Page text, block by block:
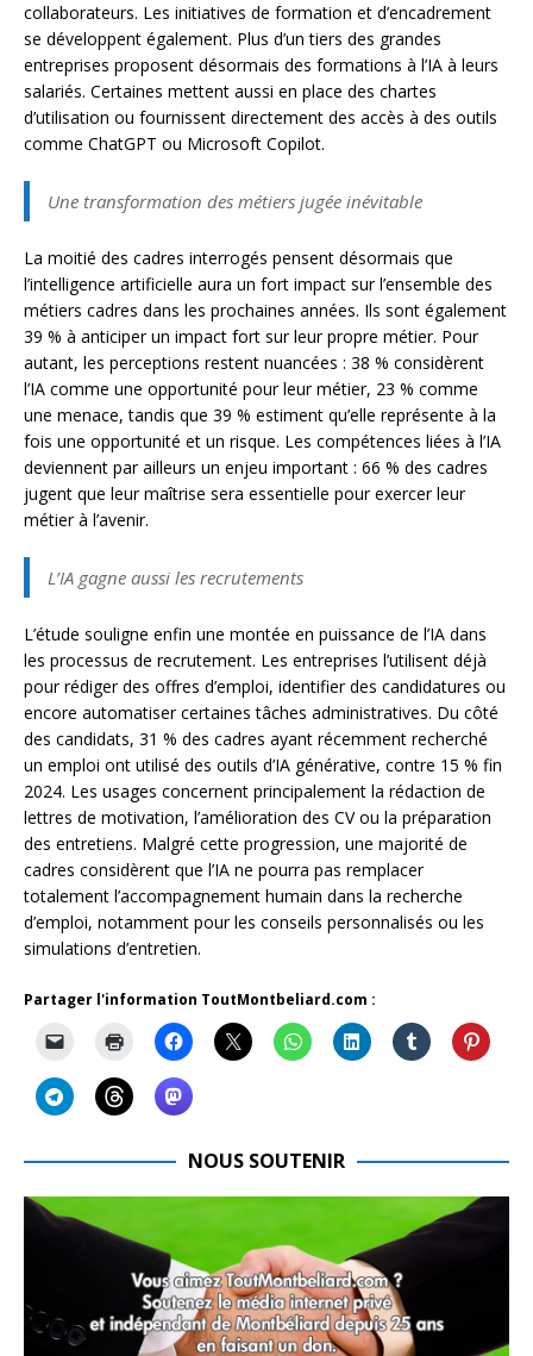
collaborateurs. Les initiatives de formation et d’encadrement
se développent également. Plus d’un tiers des grandes
entreprises proposent désormais des formations à l’IA à leurs
salariés. Certaines mettent aussi en place des chartes
d’utilisation ou fournissent directement des accès à des outils
comme ChatGPT ou Microsoft Copilot.
Une transformation des métiers jugée inévitable
La moitié des cadres interrogés pensent désormais que
l’intelligence artificielle aura un fort impact sur l’ensemble des
métiers cadres dans les prochaines années. Ils sont également
39 % à anticiper un impact fort sur leur propre métier. Pour
autant, les perceptions restent nuancées : 38 % considèrent
l’IA comme une opportunité pour leur métier, 23 % comme
une menace, tandis que 39 % estiment qu’elle représente à la
fois une opportunité et un risque. Les compétences liées à l’IA
deviennent par ailleurs un enjeu important : 66 % des cadres
jugent que leur maîtrise sera essentielle pour exercer leur
métier à l’avenir.
L’IA gagne aussi les recrutements
L’étude souligne enfin une montée en puissance de l’IA dans
les processus de recrutement. Les entreprises l’utilisent déjà
pour rédiger des offres d’emploi, identifier des candidatures ou
encore automatiser certaines tâches administratives. Du côté
des candidats, 31 % des cadres ayant récemment recherché
un emploi ont utilisé des outils d’IA générative, contre 15 % fin
2024. Les usages concernent principalement la rédaction de
lettres de motivation, l’amélioration des CV ou la préparation
des entretiens. Malgré cette progression, une majorité de
cadres considèrent que l’IA ne pourra pas remplacer
totalement l’accompagnement humain dans la recherche
d’emploi, notamment pour les conseils personnalisés ou les
simulations d’entretien.
Partager l'information ToutMontbeliard.com :
NOUS SOUTENIR